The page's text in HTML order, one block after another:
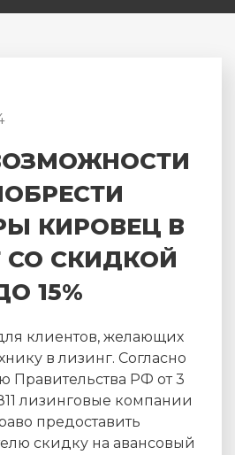
КИРОВЕЦ В
СО СКИДКОЙ
15%
клиентов, желающих
в лизинг. Согласно
Правительства РФ от 3
лизинговые компании
предоставить
скидку на авансовый